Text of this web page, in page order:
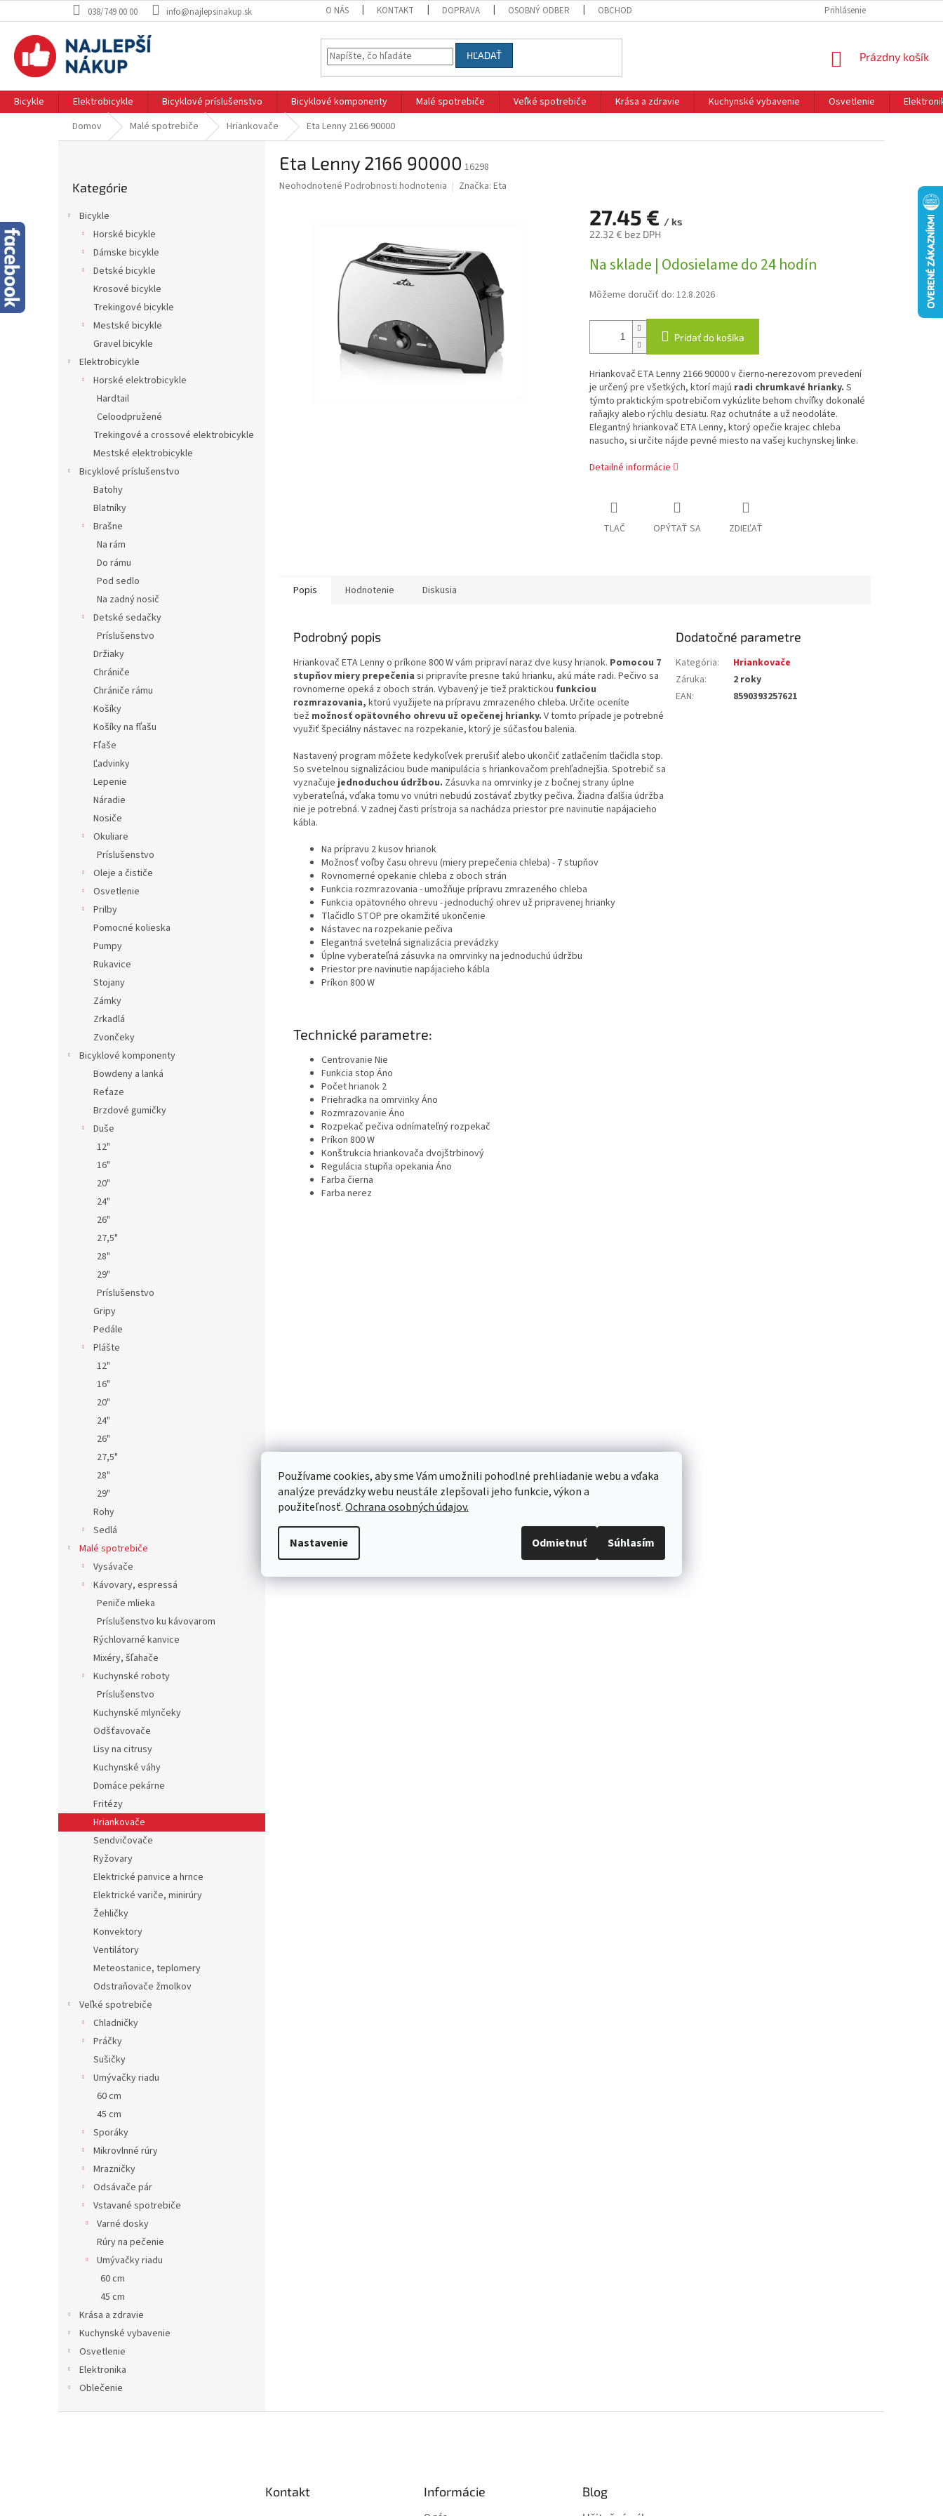
Používame cookies, aby sme Vám umožnili pohodlné prehliadanie webu a vďaka
analýze prevádzky webu neustále zlepšovali jeho funkcie, výkon a
použiteľnosť.Ochrana osobných údajov.
Nastavenie Odmietnuť Súhlasím
na
038/749 00 00 info@najlepsinakup.sk O NÁS KONTAKT DOPRAVA OSOBNÝ ODBER OBCHODNÉ PODMIENKY OCHRANA OSOBNÝCH ÚDAJOV REKLAMÁCIE
Prihlásenie
HĽADAŤ
NÁKUPNÝ
Prázdny košík
Bicykle Elektrobicykle Bicyklové príslušenstvo Bicyklové komponenty Malé spotrebiče Veľké spotrebiče Krása a zdravie Kuchynské vybavenie Osvetlenie
Domov
Malé spotrebiče Hriankovače Eta Lenny 2166 90000
kategórie
Kategórie
Bicykle
Horské bicykle
Dámske bicykle
Detské bicykle
Krosové bicykle
Trekingové bicykle
Mestské bicykle
Gravel bicykle
Elektrobicykle
Horské elektrobicykle
Hardtail
Celoodpružené
Trekingové a crossové elektrobicykle
Mestské elektrobicykle
Bicyklové príslušenstvo
Batohy
Blatníky
Brašne
Na rám
Do rámu
Pod sedlo
Na zadný nosič
Detské sedačky
Príslušenstvo
Držiaky
Chrániče
Chrániče rámu
Košíky
Košíky na fľašu
Fľaše
Ľadvinky
Lepenie
Náradie
Nosiče
Okuliare
Príslušenstvo
Oleje a čističe
Osvetlenie
Prilby
Pomocné kolieska
Pumpy
Rukavice
Stojany
Zámky
Zrkadlá
Zvončeky
Bicyklové komponenty
Bowdeny a lanká
Reťaze
Brzdové gumičky
Duše
12"
16"
20"
24"
26"
27,5"
28"
29"
Príslušenstvo
Gripy
Pedále
Plášte
12"
16"
20"
24"
26"
27,5"
28"
29"
Rohy
Sedlá
Malé spotrebiče
Vysávače
Kávovary, espressá
Peniče mlieka
Príslušenstvo ku kávovarom
Rýchlovarné kanvice
Mixéry, šľahače
Kuchynské roboty
Príslušenstvo
Kuchynské mlynčeky
Odšťavovače
Lisy na citrusy
Kuchynské váhy
Domáce pekárne
Fritézy
Hriankovače
Sendvičovače
Ryžovary
Elektrické panvice a hrnce
Elektrické variče, minirúry
Žehličky
Konvektory
Ventilátory
Meteostanice, teplomery
Odstraňovače žmolkov
Veľké spotrebiče
Chladničky
Práčky
Sušičky
Umývačky riadu
60 cm
45 cm
Sporáky
Mikrovlnné rúry
Mrazničky
Odsávače pár
Vstavané spotrebiče
Varné dosky
Rúry na pečenie
Umývačky riadu
60 cm
45 cm
Krása a zdravie
Kuchynské vybavenie
Osvetlenie
Elektronika
Oblečenie
Eta Lenny 2166 90000 16298
Priemerné
Neohodnotené Podrobnosti hodnotenia Značka: Eta
27.45 € / ks
22.32 € bez DPH
cena:
Na sklade | Odosielame do 24 hodín
Môžeme doručiť do: 12.8.2026
Pridať do košíka
Hriankovač ETA Lenny 2166 90000 v čierno-nerezovom prevedení
je určený pre všetkých, ktorí majú radi chrumkavé hrianky. S
týmto praktickým spotrebičom vykúzlite behom chvíľky dokonalé
raňajky alebo rýchlu desiatu. Raz ochutnáte a už neodoláte.
Elegantný hriankovač ETA Lenny, ktorý opečie krajec chleba
nasucho, si určite nájde pevné miesto na vašej kuchynskej linke.
Detailné informácie
TLAČ OPÝTAŤ SA ZDIEĽAŤ
Popis Hodnotenie Diskusia
Podrobný popis
Hriankovač ETA Lenny o príkone 800 W vám pripraví naraz dve kusy hrianok. Pomocou 7
stupňov miery prepečenia si pripravíte presne takú hrianku, akú máte radi. Pečivo sa
rovnomerne opeká z oboch strán. Vybavený je tiež praktickou funkciou
rozmrazovania, ktorú využijete na prípravu zmrazeného chleba. Určite oceníte
tiež možnosť opätovného ohrevu už opečenej hrianky. V tomto prípade je potrebné
využiť špeciálny nástavec na rozpekanie, ktorý je súčasťou balenia.
Nastavený program môžete kedykoľvek prerušiť alebo ukončiť zatlačením tlačidla stop.
So svetelnou signalizáciou bude manipulácia s hriankovačom prehľadnejšia. Spotrebič sa
vyznačujejednoduchou údržbou. Zásuvka na omrvinky je z bočnej strany úplne
vyberateľná, vďaka tomu vo vnútri nebudú zostávať zbytky pečiva. Žiadna ďalšia údržba
nie je potrebná. V zadnej časti prístroja sa nachádza priestor pre navinutie napájacieho
kábla.
Na prípravu 2 kusov hrianok
Možnosť voľby času ohrevu (miery prepečenia chleba) - 7 stupňov
Rovnomerné opekanie chleba z oboch strán
Funkcia rozmrazovania - umožňuje prípravu zmrazeného chleba
Funkcia opätovného ohrevu - jednoduchý ohrev už pripravenej hrianky
Tlačidlo STOP pre okamžité ukončenie
Nástavec na rozpekanie pečiva
Elegantná svetelná signalizácia prevádzky
Úplne vyberateľná zásuvka na omrvinky na jednoduchú údržbu
Priestor pre navinutie napájacieho kábla
Príkon 800 W
Technické parametre:
Centrovanie Nie
Funkcia stop Áno
Počet hrianok 2
Priehradka na omrvinky Áno
Rozmrazovanie Áno
Rozpekač pečiva odnímateľný rozpekač
Príkon 800 W
Konštrukcia hriankovača dvojštrbinový
Regulácia stupňa opekania Áno
Farba čierna
Farba nerez
Dodatočné parametre
Kategória:
Hriankovače
Záruka:
2 roky
EAN: 8590393257621
Kontakt Informácie Blog